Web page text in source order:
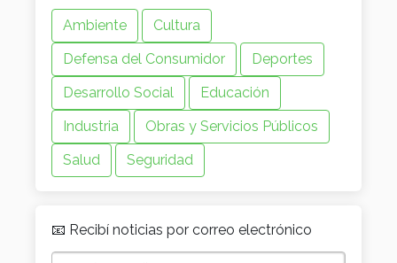
Ambiente
Cultura
Defensa del Consumidor
Deportes
Desarrollo Social
Educación
Industria
Obras y Servicios Públicos
Salud
Seguridad
📧 Recibí noticias por correo electrónico